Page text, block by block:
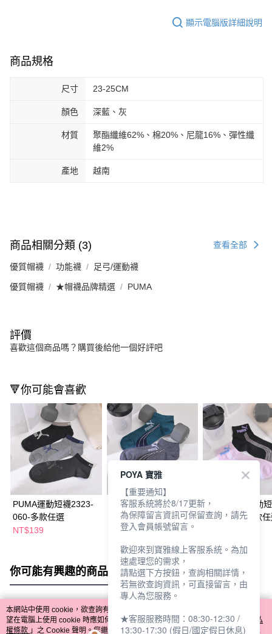
顯示電腦版詳細說明
商品規格
尺寸 23-25CM
顏色 深藍、灰
材質
聚酯纖維62%、棉20%、尼龍16%、彈性纖
維2%
產地 越南
商品相關分類 (3) 查看全部
優質帽襪 功能襪 足弓/運動襪
優質帽襪 ★帽襪品牌精選 PUMA
評價
喜歡這個商品嗎？購買後給他一個好評吧
🔻你可能會喜歡
PUMA運動短襪2323-
060-多款任選
NT$139
PUMA運動短襪2823-
063-多款任選
NT$139
PUMA時尚運動
3563-973-多款
你可能有興趣的商品 全站排行
熱門標籤
本網站中使用 cookie，欲查詢有關本網站使用 cookie 方式之詳情，及若您不希
望在電腦上使用 cookie 時應如何變更電腦的 cookie 設定，請參閱本網站「
隱私
權條款 」之 Cookie 聲明。您繼續使用本網站即表示您同意本公司得按本網站使
POYA 寶雅
【重要通知】
客服系統將於8/17更新，
為保障留言資訊可保留查詢，請先
登入會員帳號留言。
歡迎來到寶雅線上客服系統。為加
速處理您的需求，
請點選下方按鈕，查詢相關詳情，
若無欲查詢資訊，可直接留言，由
專人為您服務。
★客服服務時間：08:30-12:30 /
13:30-17:30 (假日/國定假日休息)